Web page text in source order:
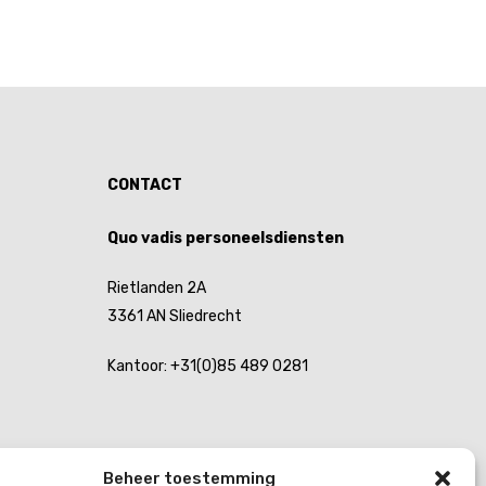
Beheer toestemming
CONTACT
Quo vadis personeelsdiensten
Rietlanden 2A
3361 AN Sliedrecht
Kantoor:+31(0)85 489 0281